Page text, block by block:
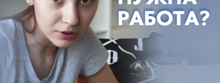
Регистрационный номер: Эл № ФС 77-76040, выдано Федеральной
службой по надзору в сфере связи, информационных технологий и
массовых коммуникаций (Роскомнадзор) 12 июля 2019 г.